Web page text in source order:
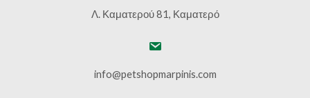
Λ. Καματερού 81, Καματερό
info@petshopmarpinis.com